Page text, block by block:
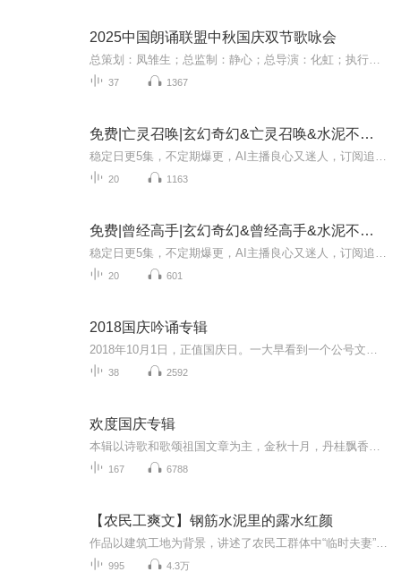
2025中国朗诵联盟中秋国庆双节歌咏会
37 1367
免费|亡灵召唤|玄幻奇幻&亡灵召唤&水泥不是泥
20 1163
免费|曾经高手|玄幻奇幻&曾经高手&水泥不是泥
20 601
2018国庆吟诵专辑
38 2592
欢度国庆专辑
167 6788
【农民工爽文】钢筋水泥里的露水红颜
995 4.3万